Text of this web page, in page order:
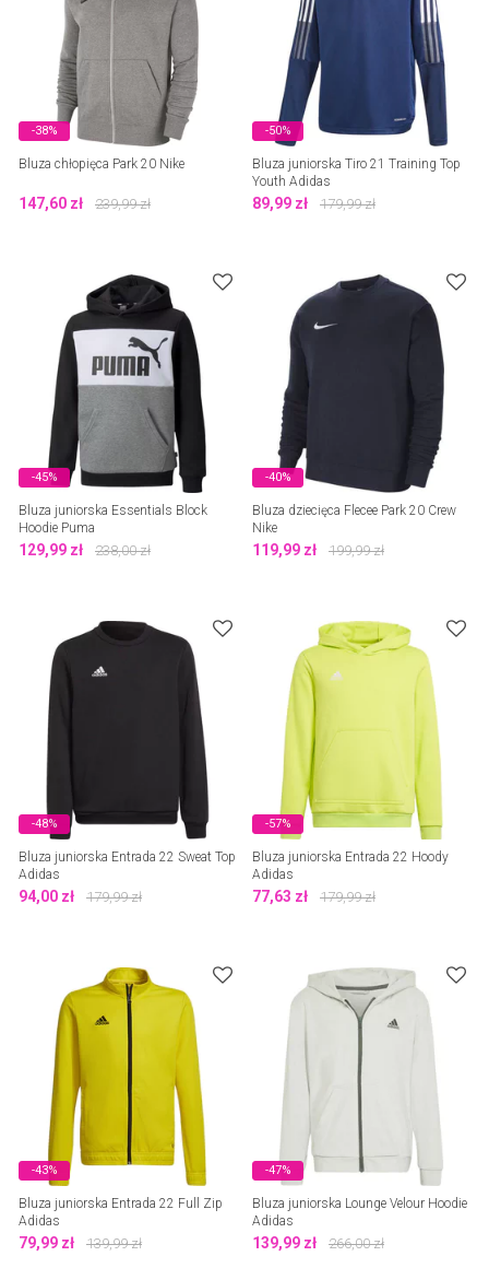
-38%
Bluza chłopięca Park 20 Nike
147,60 zł 239,99zł
-50%
Bluza juniorska Tiro 21 Training Top
Youth Adidas
89,99 zł 179,99zł
-45%
Bluza juniorska Essentials Block
Hoodie Puma
129,99 zł 238,00zł
-40%
Bluza dziecięca Flecee Park 20 Crew
Nike
119,99 zł 199,99zł
-48%
Bluza juniorska Entrada 22 Sweat Top
Adidas
94,00 zł 179,99zł
-57%
Bluza juniorska Entrada 22 Hoody
Adidas
77,63 zł 179,99zł
-43%
Bluza juniorska Entrada 22 Full Zip
Adidas
79,99 zł 139,99zł
-47%
Bluza juniorska Lounge Velour Hoodie
Adidas
139,99 zł 266,00zł